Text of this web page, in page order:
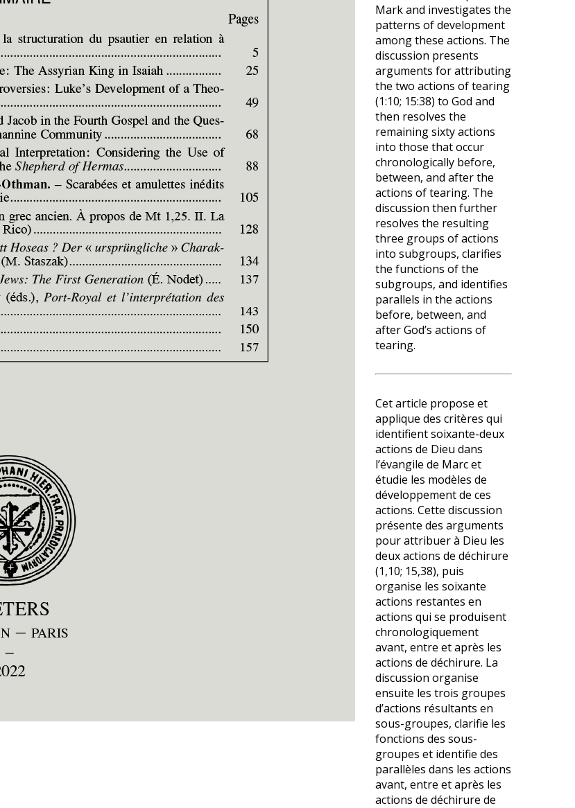
Mark and investigates the
patterns of development
among these actions. The
discussion presents
arguments for attributing
the two actions of tearing
(1:10; 15:38) to God and
then resolves the
remaining sixty actions
into those that occur
chronologically before,
between, and after the
actions of tearing. The
discussion then further
resolves the resulting
three groups of actions
into subgroups, clarifies
the functions of the
subgroups, and identifies
parallels in the actions
before, between, and
after God’s actions of
tearing.
Cet article propose et
applique des critères qui
identifient soixante-deux
actions de Dieu dans
l’évangile de Marc et
étudie les modèles de
développement de ces
actions. Cette discussion
présente des arguments
pour attribuer à Dieu les
deux actions de déchirure
(1,10; 15,38), puis
organise les soixante
actions restantes en
actions qui se produisent
chronologiquement
avant, entre et après les
actions de déchirure. La
discussion organise
ensuite les trois groupes
d’actions résultants en
sous-groupes, clarifie les
fonctions des sous-
groupes et identifie des
parallèles dans les actions
avant, entre et après les
actions de déchirure de